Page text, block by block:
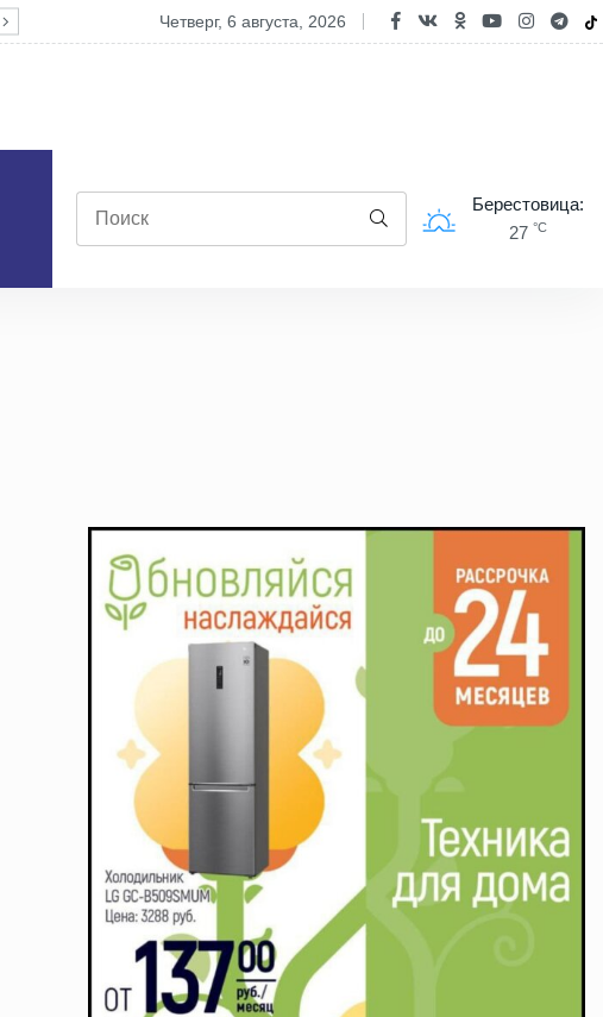
Жара на рабочем месте: 6 обязательных правил для
четверг, 6 августа, 2026
Берестовица:
27 °C